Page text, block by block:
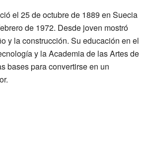
el 25 de octubre de 1889 en Suecia
de 1972. Desde joven mostró
y la construcción. Su educación en el
y la Academia de las Artes de
bases para convertirse en un